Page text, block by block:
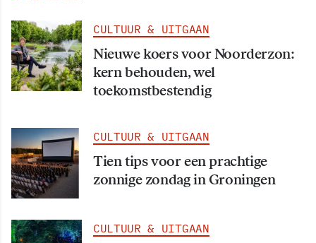
CULTUUR & UITGAAN
Nieuwe koers voor Noorderzon:
kern behouden, wel
toekomstbestendig
CULTUUR & UITGAAN
Tien tips voor een prachtige
zonnige zondag in Groningen
CULTUUR & UITGAAN